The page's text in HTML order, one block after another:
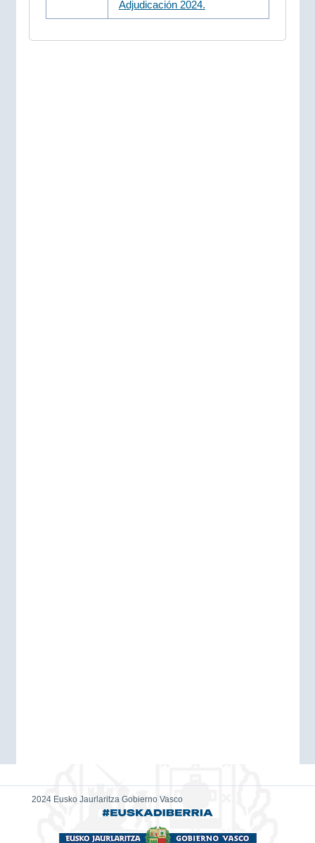
Adjudicación 2024.
2024 Eusko Jaurlaritza Gobierno Vasco